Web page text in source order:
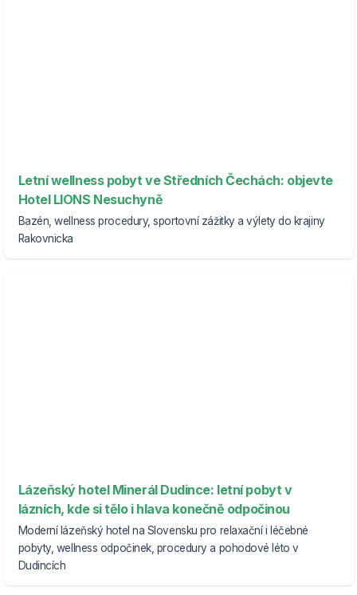
Letní wellness pobyt ve Středních Čechách: objevte
Hotel LIONS Nesuchyně
Bazén, wellness procedury, sportovní zážitky a výlety do krajiny
Rakovnicka
Lázeňský hotel Minerál Dudince: letní pobyt v
lázních, kde si tělo i hlava konečně odpočinou
Moderní lázeňský hotel na Slovensku pro relaxační i léčebné
pobyty, wellness odpočinek, procedury a pohodové léto v
Dudincích